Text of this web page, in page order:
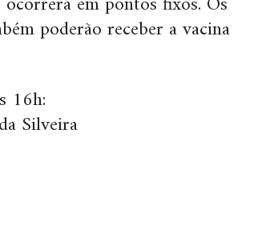
poderão receber a vacina
16h:
Silveira